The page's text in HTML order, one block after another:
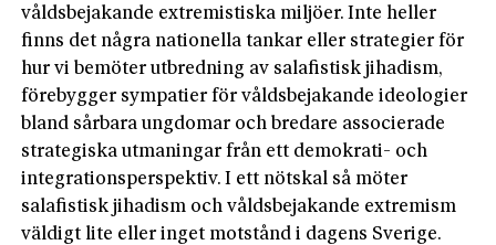
våldsbejakande extremistiska miljöer. Inte heller
finns det några nationella tankar eller strategier för
hur vi bemöter utbredning av salafistisk jihadism,
förebygger sympatier för våldsbejakande ideologier
bland sårbara ungdomar och bredare associerade
strategiska utmaningar från ett demokrati- och
integrationsperspektiv. I ett nötskal så möter
salafistisk jihadism och våldsbejakande extremism
väldigt lite eller inget motstånd i dagens Sverige.